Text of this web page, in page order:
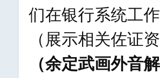
们在银行系统工
（展示相关佐证
（余定武画外音